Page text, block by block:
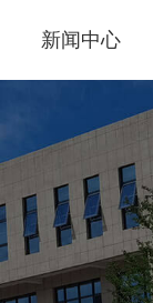
新闻中心